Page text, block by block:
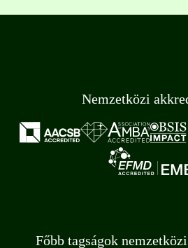
Nemzetközi
Főbb tagságok